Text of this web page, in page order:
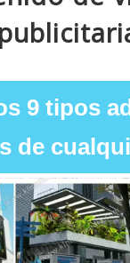
9 tipos
de